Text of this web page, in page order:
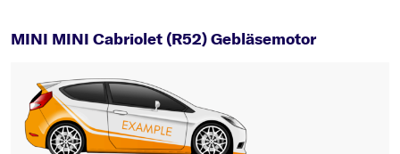
Wo finde ich die?
Oder
Oder Fahrzeugauswahl nach Kriterien:
MINI MINI Cabriolet (R52) Gebläsemotor